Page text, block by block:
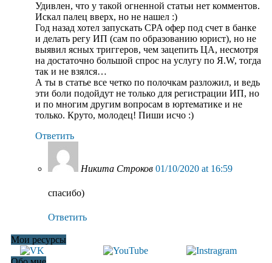
Удивлен, что у такой огненной статьи нет комментов.
Искал палец вверх, но не нашел :)
Год назад хотел запускать CPA офер под счет в банке
и делать регу ИП (сам по образованию юрист), но не
выявил ясных триггеров, чем зацепить ЦА, несмотря
на достаточно большой спрос на услугу по Я.W, тогда
так и не взялся…
А ты в статье все четко по полочкам разложил, и ведь
эти боли подойдут не только для регистрации ИП, но
и по многим другим вопросам в юртематике и не
только. Круто, молодец! Пиши исчо :)
Ответить
Никита Строков 01/10/2020 at 16:59
спасибо)
Ответить
Мои ресурсы